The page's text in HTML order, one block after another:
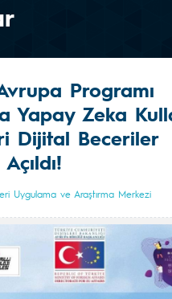
Programı
Yapay Zeka
Dijital Beceriler
Uygulama ve Araştırma Merkezi